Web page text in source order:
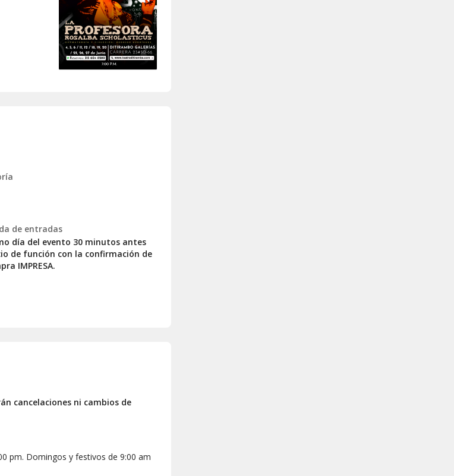
de entradas
día del evento 30 minutos antes
de función con la confirmación de
IMPRESA.
cancelaciones ni cambios de
pm. Domingos y festivos de 9:00 am